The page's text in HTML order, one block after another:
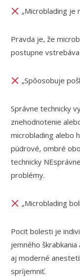
„Microblading je
Pravda je, že
postupne
„Spôosobuje
Správne technicky
znehodnotenie
microblading alebo
púdrové, ombré
technicky
problémy.
„Microblading
Pocit bolesti je
jemného
aj moderné
spríjemniť.